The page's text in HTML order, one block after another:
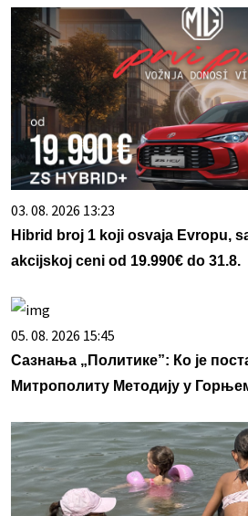
03. 08. 2026 13:23
Hibrid broj 1 koji osvaja Evropu,
akcijskoj ceni od 19.990€ do 31.8.
05. 08. 2026 15:45
Сазнања „Политике”: Ко је
Митрополиту Методију у